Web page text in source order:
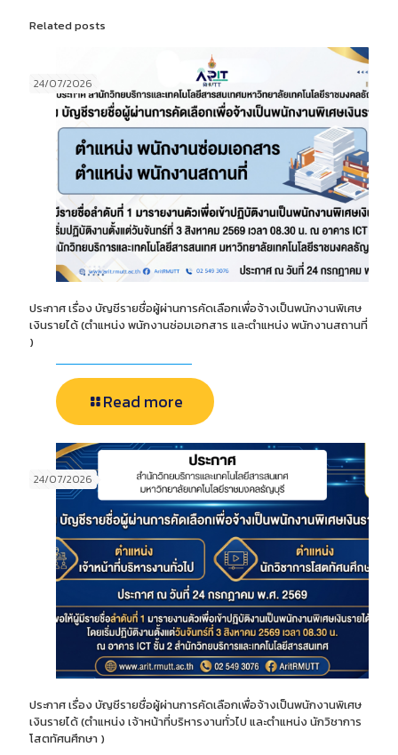
Related posts
24/07/2026
ประกาศ เรื่อง บัญชีรายชื่อผู้ผ่านการคัดเลือกเพื่อจ้างเป็นพนักงานพิเศษ
เงินรายได้ (ตำแหน่ง พนักงานซ่อมเอกสาร และตำแหน่ง พนักงานสถานที่
)
Read more
24/07/2026
ประกาศ เรื่อง บัญชีรายชื่อผู้ผ่านการคัดเลือกเพื่อจ้างเป็นพนักงานพิเศษ
เงินรายได้ (ตำแหน่ง เจ้าหน้าที่บริหารงานทั่วไป และตำแหน่ง นักวิชาการ
โสตทัศนศึกษา )